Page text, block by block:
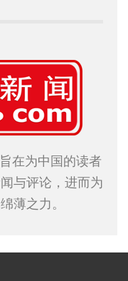
在为中国的读者
与评论，进而为
薄之力。